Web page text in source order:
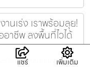
นเร่ง เราพร้อมลุย!
าชีพ ลงพื้นที่ไวได้
ร้อมลุย! ติดต่อเช่ารถแบค
แชร์ เพิ่มเติม